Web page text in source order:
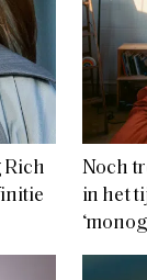
Rich
Noch
in het